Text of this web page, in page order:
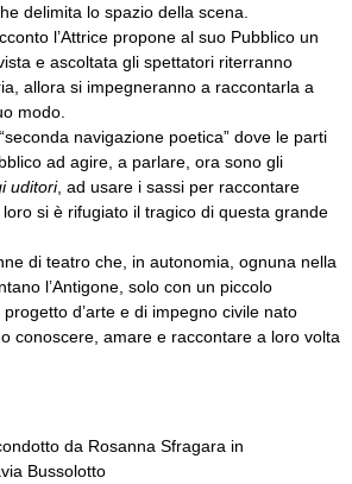
delimita lo spazio della scena.
l’Attrice propone al suo Pubblico un
e ascoltata gli spettatori riterranno
allora si impegneranno a raccontarla a
modo.
navigazione poetica” dove le parti
ad agire, a parlare, ora sono gli
uditori, ad usare i sassi per raccontare
si è rifugiato il tragico di questa grande
di teatro che, in autonomia, ognuna nella
l’Antigone, solo con un piccolo
d’arte e di impegno civile nato
conoscere, amare e raccontare a loro volta
da Rosanna Sfragara in
Bussolotto